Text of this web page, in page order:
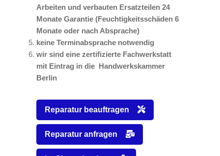
Arbeiten und verbauten Ersatzteilen 24
Monate Garantie (Feuchtigkeitsschäden 6
Monate oder nach Absprache)
keine Terminabsprache notwendig
wir sind eine zertifizierte Fachwerkstatt
mit Eintrag in die Handwerkskammer
Berlin
Reparatur beauftragen
Reparatur anfragen